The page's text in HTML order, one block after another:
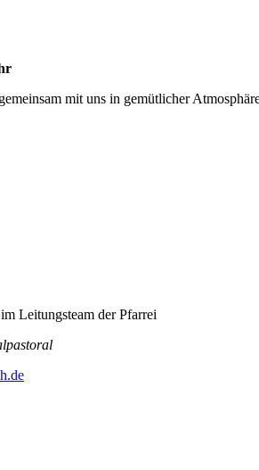
mit uns in gemütlicher
Leitungsteam der Pfarrei